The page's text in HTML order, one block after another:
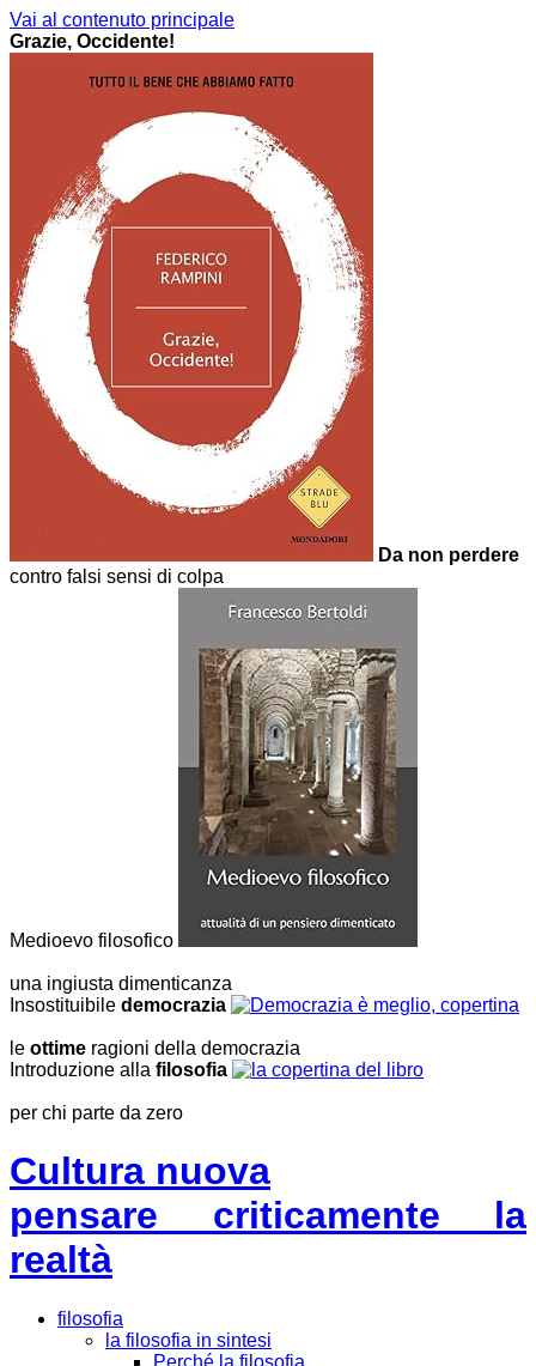
Vai al contenuto principale
Grazie, Occidente!
Da non perdere
contro falsi sensi di colpa
Medioevo filosofico
una ingiusta dimenticanza
Insostituibile democrazia
le ottime ragioni della democrazia
Introduzione alla filosofia
per chi parte da zero
Cultura nuova
pensare criticamente la
realtà
filosofia
la filosofia in sintesi
Perché la filosofia